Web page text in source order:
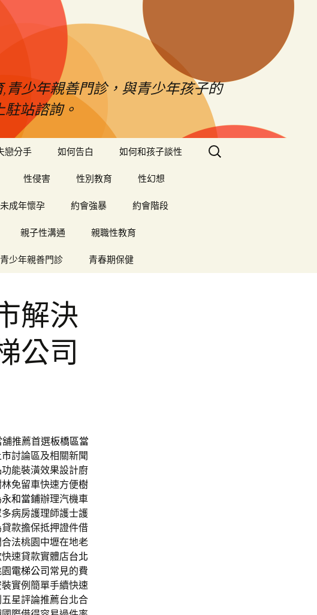
青少年親善門診，與青少年孩子的
站諮詢。
戀分手 如何告白 如何和孩子談性
性侵害 性別教育 性幻想
未成年懷孕 約會強暴 約會階段
親子性溝通 親職性教育
青少年親善門診 青春期保健
搜
尋
解決
公司
推薦首選板橋區當
討論區及相關新聞
能裝潢效果設計廚
免留車快速方便樹
永和當鋪辦理汽機車
多病房護理師護士護
款擔保抵押證件借
法桃園中壢在地老
速貸款實體店台北
電梯公司 常見的費
實例簡單手續快速
星評論推薦台北合